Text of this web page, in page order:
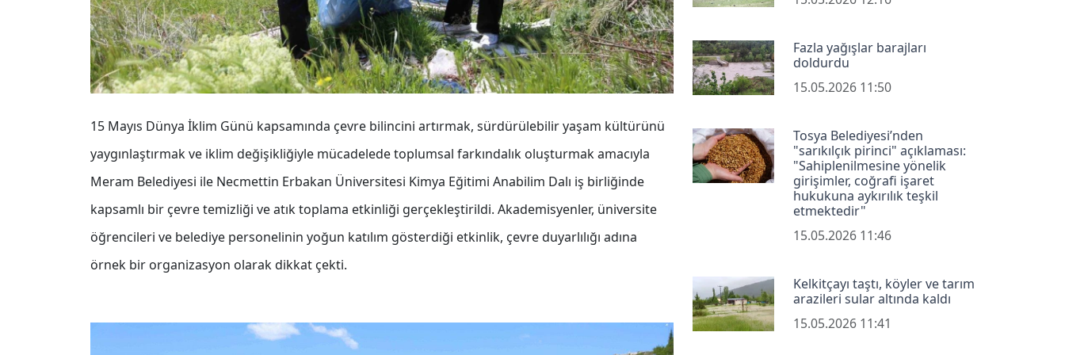
15 Mayıs Dünya İklim Günü kapsamında çevre bilincini artırmak, sürdürülebilir yaşam kültürünü
yaygınlaştırmak ve iklim değişikliğiyle mücadelede toplumsal farkındalık oluşturmak amacıyla
Meram Belediyesi ile Necmettin Erbakan Üniversitesi Kimya Eğitimi Anabilim Dalı iş birliğinde
kapsamlı bir çevre temizliği ve atık toplama etkinliği gerçekleştirildi. Akademisyenler, üniversite
öğrencileri ve belediye personelinin yoğun katılım gösterdiği etkinlik, çevre duyarlılığı adına
örnek bir organizasyon olarak dikkat çekti.
Fazla yağışlar barajları
doldurdu
15.05.2026 11:50
Tosya Belediyesi’nden
"sarıkılçık pirinci" açıklaması:
"Sahiplenilmesine yönelik
girişimler, coğrafi işaret
hukukuna aykırılık teşkil
etmektedir"
15.05.2026 11:46
Kelkitçayı taştı, köyler ve tarım
arazileri sular altında kaldı
15.05.2026 11:41